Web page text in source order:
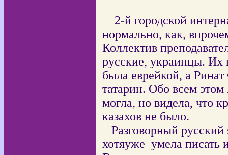
2-й городской
нормально, как,
Коллектив
русские, украинцы. Их
была еврейкой, а
татарин. Обо всем
могла, но видела, что
казахов не было.
Разговорный
хотяуже умела писать